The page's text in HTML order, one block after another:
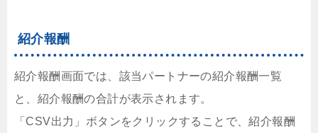
紹介報酬
紹介報酬画面では、該当パートナーの紹介報酬一覧
と、紹介報酬の合計が表示されます。
「CSV出力」ボタンをクリックすることで、紹介報酬